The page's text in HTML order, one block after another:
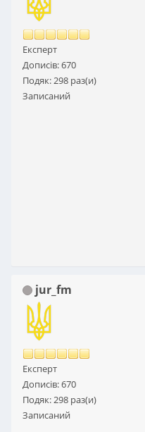
Експерт
Дописів: 670
Подяк: 298 раз(и)
Записаний
jur_fm
Експерт
Дописів: 670
Подяк: 298 раз(и)
Записаний